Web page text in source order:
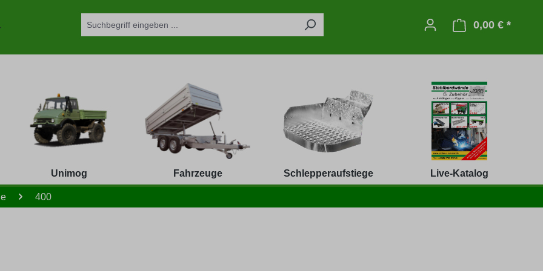
0,00 € *
Unimog Fahrzeuge Schlepperaufstiege Live-Katalog
400